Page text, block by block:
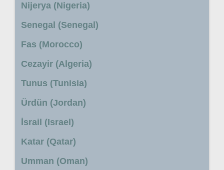
Nijerya (Nigeria)
Senegal (Senegal)
Fas (Morocco)
Cezayir (Algeria)
Tunus (Tunisia)
Ürdün (Jordan)
İsrail (Israel)
Katar (Qatar)
Umman (Oman)